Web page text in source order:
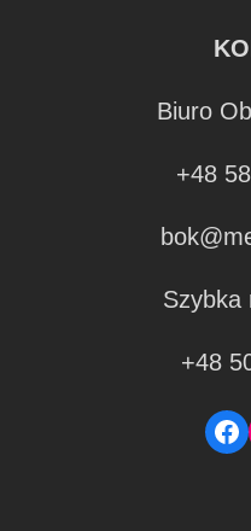
Biuro
+48
Szybka
+48